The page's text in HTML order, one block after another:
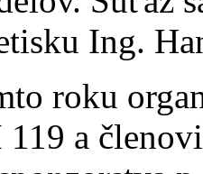
Ing.
roku
a